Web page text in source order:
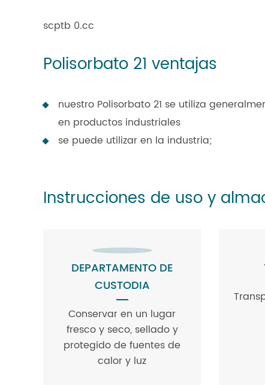
scptb 0.cc
Polisorbato 21 ventajas
nuestro Polisorbato 21 se utiliza
en productos industriales
se puede utilizar en la industria;
Instrucciones de uso y
DEPARTAMENTO DE
CUSTODIA
Conservar en un lugar
fresco y seco, sellado y
protegido de fuentes de
calor y luz